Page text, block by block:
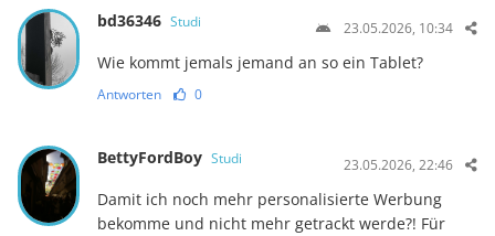
bd36346 Studi 23.05.2026, 10:34
Wie kommt jemals jemand an so ein Tablet?
Antworten 0
BettyFordBoy Studi 23.05.2026, 22:46
Damit ich noch mehr personalisierte Werbung
bekomme und nicht mehr getrackt werde?! Für